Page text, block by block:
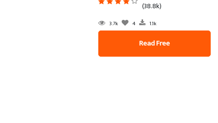
(38.8k)
3.7k 4 1.1k
Read Free